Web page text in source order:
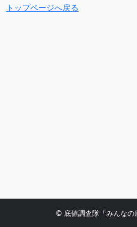
トップページへ戻る
© 底値調査隊「みんなの